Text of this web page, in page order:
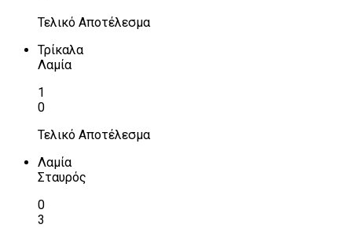
Τελικό Αποτέλεσμα
Τρίκαλα
Λαμία
1
0
Τελικό Αποτέλεσμα
Λαμία
Σταυρός
0
3